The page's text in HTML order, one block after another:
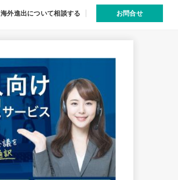
海外進出について相談する お問合せ